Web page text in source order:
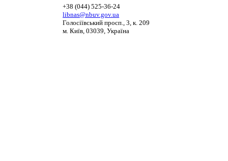
+38 (044) 525-36-24
libnas@nbuv.gov.ua
Голосіївський просп., 3, к. 209
м. Київ, 03039, Україна